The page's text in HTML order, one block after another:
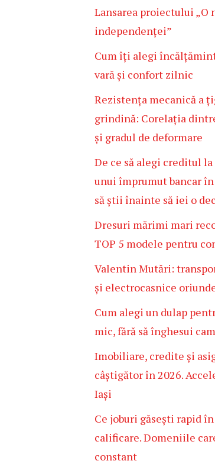
Lansarea proiectului „O
independenței”
Cum îți alegi
vară și confort zilnic
Rezistența mecanică a
grindină: Corelația
și gradul de deformare
De ce să alegi creditul
unui împrumut bancar
să știi înainte să iei o
Dresuri mărimi mari
TOP 5 modele pentru
Valentin Mutări:
și electrocasnice
Cum alegi un dulap
mic, fără să înghesui
Imobiliare, credite și
câștigător în 2026.
Iași
Ce joburi găsești rapid
calificare. Domeniile
constant